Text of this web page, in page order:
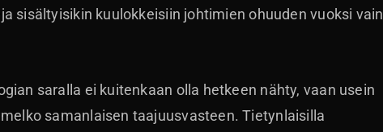
sisältyisikin kuulokkeisiin johtimien ohuuden vuoksi vain
saralla ei kuitenkaan olla hetkeen nähty, vaan usein
samanlaisen taajuusvasteen. Tietynlaisilla